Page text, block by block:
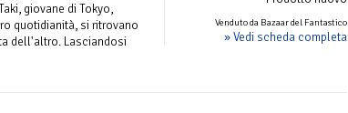
Venduto da Bazaar del Fantastico
» Vedi scheda completa
giovane di Tokyo,
quotidianità, si ritrovano
dell'altro. Lasciandosi